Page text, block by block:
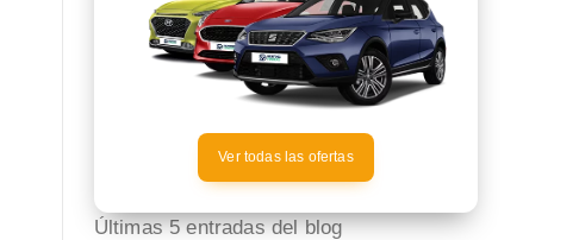
Ver todas las ofertas
Últimas 5 entradas del blog